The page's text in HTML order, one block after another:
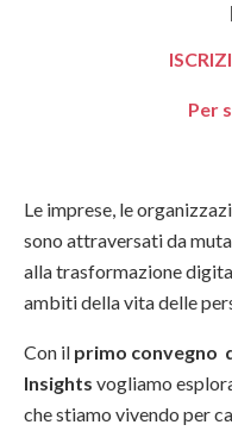
Per
Le imprese, le
sono attraversati da
alla trasformazione
ambiti della vita delle
Con il primo convegno
Insights vogliamo
che stiamo vivendo per